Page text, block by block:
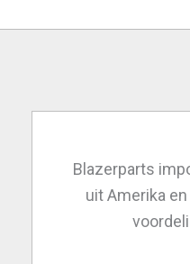
Blazerparts
uit Amerika